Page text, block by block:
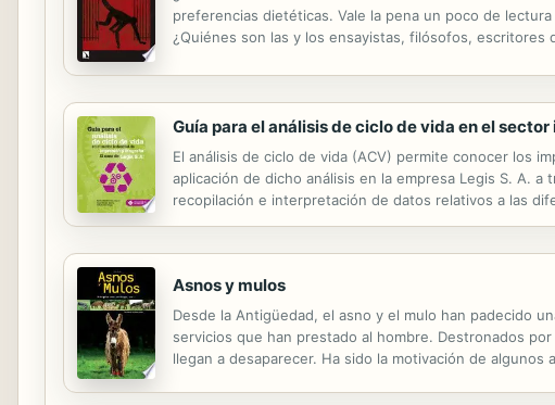
preferencias dietéticas. Vale la pena un poco de
¿Quiénes son las y los ensayistas, filósofos,
Guía para el análisis de ciclo de vida en el
El análisis de ciclo de vida (ACV) permite conocer los
aplicación de dicho análisis en la empresa Legis S. A.
recopilación e interpretación de datos relativos a las
metodológica del ACV desde el marco normativo
Asnos y mulos
Desde la Antigüedad, el asno y el mulo han padecido
servicios que han prestado al hombre. Destronados
llegan a desaparecer. Ha sido la motivación de